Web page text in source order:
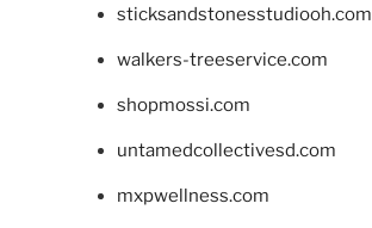
sticksandstonesstudiooh.com
walkers-treeservice.com
shopmossi.com
untamedcollectivesd.com
mxpwellness.com